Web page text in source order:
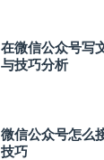
在微信公众号写
与技巧分析
微信公众号怎么
技巧